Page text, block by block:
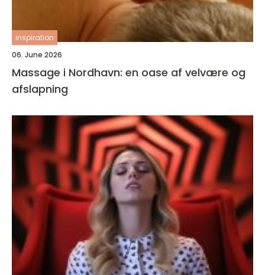
inspiration
06. June 2026
Massage i Nordhavn: en oase af velvære og
afslapning